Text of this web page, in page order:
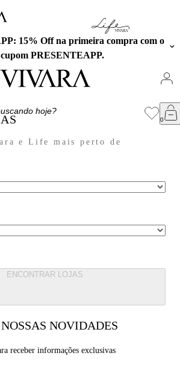
15% Off na primeira compra com o
cupom PRESENTEAPP.
e Life mais perto de
ENCONTRAR LOJAS
NOVIDADES
receber informações exclusivas